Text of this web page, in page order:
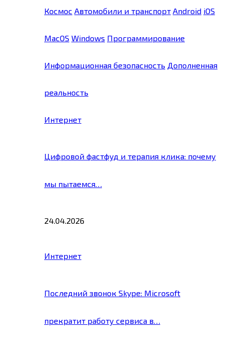
Космос Автомобили и транспорт Android iOS
MacOS Windows Программирование
Информационная безопасность Дополненная
реальность
Интернет
Цифровой фастфуд и терапия клика: почему
мы пытаемся…
24.04.2026
Интернет
Последний звонок Skype: Microsoft
прекратит работу сервиса в…